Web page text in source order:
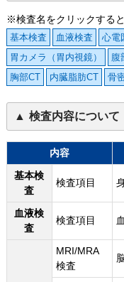
※検査名をクリックする
基本検査 血液検査 心電
胃カメラ（胃内視鏡）
腹
胸部CT
内臓脂肪CT 骨
検査内容について
内容
基本検
査
検査項目
血液検
査
検査項目
MRI/MRA
検査